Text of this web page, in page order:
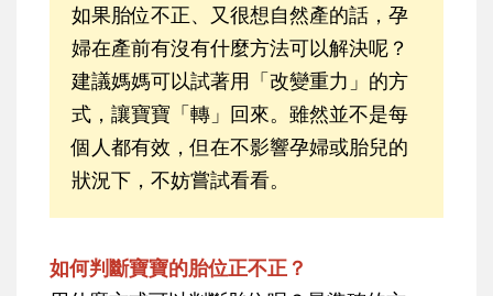
如果胎位不正、又很想自然產的話，孕
婦在產前有沒有什麼方法可以解決呢？
建議媽媽可以試著用「改變重力」的方
式，讓寶寶「轉」回來。雖然並不是每
個人都有效，但在不影響孕婦或胎兒的
狀況下，不妨嘗試看看。
如何判斷寶寶的胎位正不正？